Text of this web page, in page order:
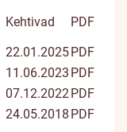
Kehtivad
PDF
22.01.2025PDF
11.06.2023 PDF
07.12.2022PDF
24.05.2018 PDF